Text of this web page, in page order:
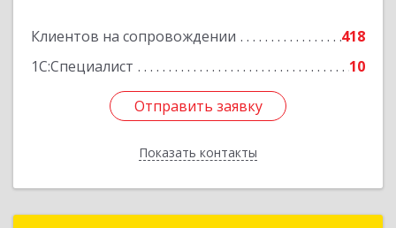
Клиентов на сопровождении
418
1С:Специалист
10
Отправить заявку
Показать контакты
Отправить заявку
Назад